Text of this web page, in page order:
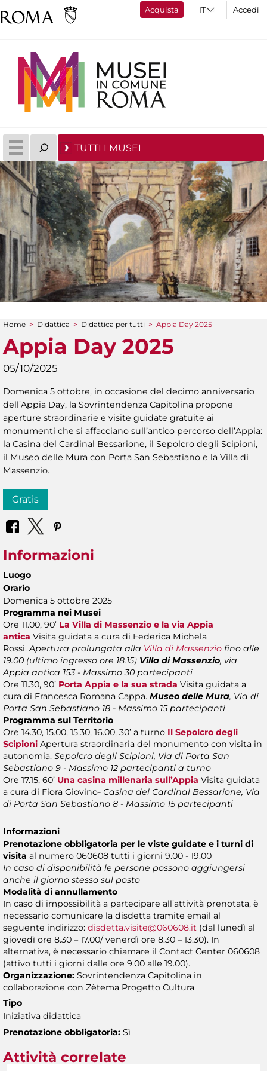
Acquista Accedi
TUTTI I MUSEI
Tu sei qui
Home > Didattica > Didattica per tutti > Appia Day 2025
Appia Day 2025
05/10/2025
Domenica 5 ottobre, in occasione del decimo anniversario
dell’Appia Day, la Sovrintendenza Capitolina propone
aperture straordinarie e visite guidate gratuite ai
monumenti che si affacciano sull’antico percorso dell’Appia:
la Casina del Cardinal Bessarione, il Sepolcro degli Scipioni,
il Museo delle Mura con Porta San Sebastiano e la Villa di
Massenzio.
Gratis
Informazioni
Luogo
Orario
Domenica 5 ottobre 2025
Programma nei Musei
Ore 11.00, 90’ La Villa di Massenzio e la via Appia
antica Visita guidata a cura di Federica Michela
Rossi.Apertura prolungata alla Villa di Massenzio fino alle
19.00 (ultimo ingresso ore 18.15) Villa di Massenzio, via
Appia antica 153 - Massimo 30 partecipanti
Ore 11.30, 90’ Porta Appia e la sua strada Visita guidata a
cura di Francesca Romana Cappa. Museo delle Mura, Via di
Porta San Sebastiano 18 - Massimo 15 partecipanti
Programma sul Territorio
Ore 14.30, 15.00, 15.30, 16.00, 30’ a turno Il Sepolcro degli
Scipioni Apertura straordinaria del monumento con visita in
autonomia. Sepolcro degli Scipioni, Via di Porta San
Sebastiano 9 - Massimo 12 partecipanti a turno
Ore 17.15, 60’ Una casina millenaria sull’Appia Visita guidata
a cura di Fiora Giovino- Casina del Cardinal Bessarione, Via
di Porta San Sebastiano 8 - Massimo 15 partecipanti
Informazioni
Prenotazione obbligatoria per le viste guidate e i turni di
visita al numero 060608 tutti i giorni 9.00 - 19.00
In caso di disponibilità le persone possono aggiungersi
anche il giorno stesso sul posto
Modalità di annullamento
In caso di impossibilità a partecipare all’attività prenotata, è
necessario comunicare la disdetta tramite email al
seguente indirizzo: disdetta.visite@060608.it (dal lunedì al
giovedì ore 8.30 – 17.00/ venerdì ore 8.30 – 13.30). In
alternativa, è necessario chiamare il Contact Center 060608
(attivo tutti i giorni dalle ore 9.00 alle 19.00).
Organizzazione: Sovrintendenza Capitolina in
collaborazione con Zètema Progetto Cultura
Tipo
Iniziativa didattica
Prenotazione obbligatoria: Sì
Attività correlate